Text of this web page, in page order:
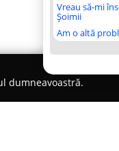
Vreau să-mi
Șoimii
Am o altă
dumneavoastră.